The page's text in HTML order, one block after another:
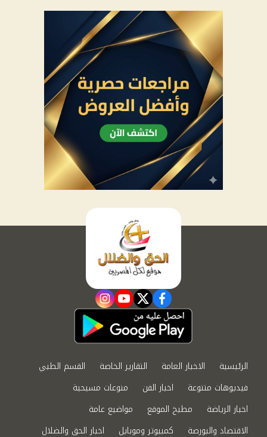
facebook
twitter
youtube
instagram
الرئيسية الاخبار العامة التقارير الخاصة
القسم الطبي
فيديوهات متنوعة
اخبار الفن
منوعات مسيحية
اخبار الرياضة
مطبخ الموقع
مواضيع عامة
الاقتصاد والبورصة
كمبيوتر وموبايل اخبار الحق والضلال